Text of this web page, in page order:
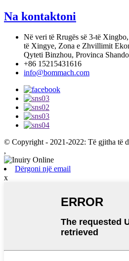
Na kontaktoni
Në veri të Rrugës së 3-të
të Xingye, Zona e Zhvillimit
Qyteti Binzhou, Provinca
+86 15215431616
info@bommach.com
© Copyright - 2021-2022: Të gjitha të
,
Dërgoni një email
x